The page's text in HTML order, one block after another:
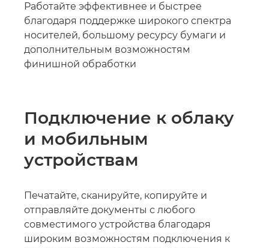
Работайте эффективнее и быстрее
благодаря поддержке широкого спектра
носителей, большому ресурсу бумаги и
дополнительным возможностям
финишной обработки
Подключение к облаку
и мобильным
устройствам
Печатайте, сканируйте, копируйте и
отправляйте документы с любого
совместимого устройства благодаря
широким возможностям подключения к